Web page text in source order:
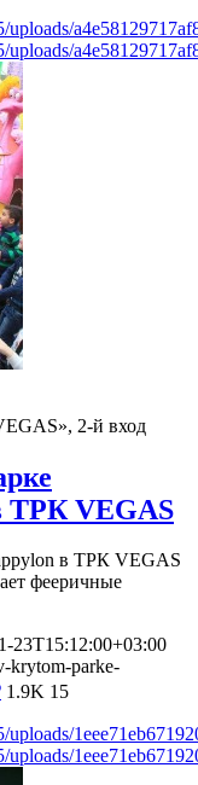
2-й вход
ТРК VEGAS
в ТРК VEGAS
фееричные
23T15:12:00+03:00
krytom-parke-
1.9K 15